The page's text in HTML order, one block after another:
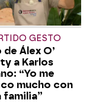
GESTO
de Álex O’
a Karlos
“Yo me
mucho con
familia”